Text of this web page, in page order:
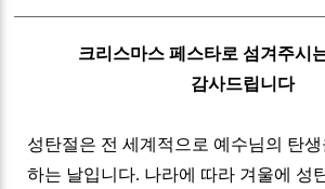
크리스마스 페스타로 섬겨주시
감사드립니다
성탄절은 전 세계적으로 예수님의 탄
하는 날입니다. 나라에 따라 겨울에 성
Sketchbook5, 스케